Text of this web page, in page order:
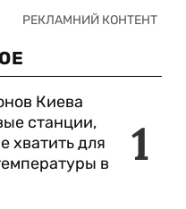
1
Киева
станции,
хватить для
в